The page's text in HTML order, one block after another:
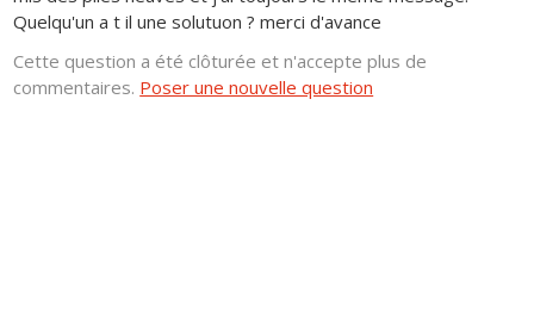
Quelqu'un a t il une solutuon ? merci d'avance
Cette question a été clôturée et n'accepte plus de
commentaires. Poser une nouvelle question